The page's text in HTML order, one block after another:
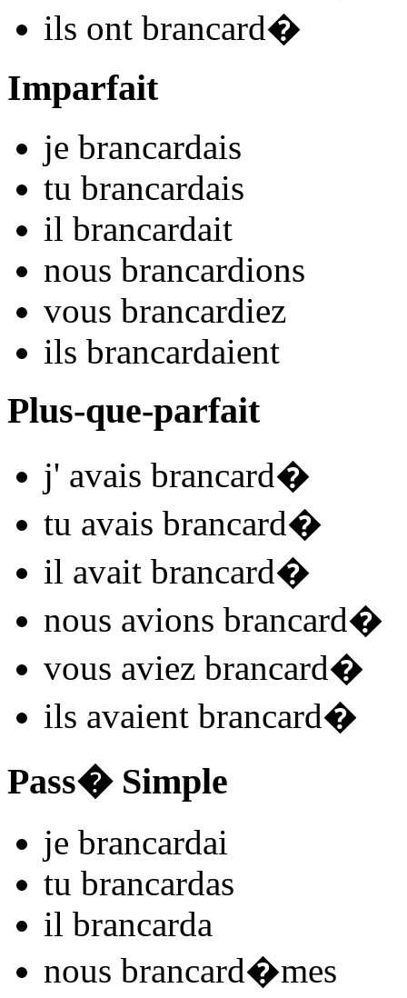
ils ont brancard�
Imparfait
je brancardais
tu brancardais
il brancardait
nous brancardions
vous brancardiez
ils brancardaient
Plus-que-parfait
j' avais brancard�
tu avais brancard�
il avait brancard�
nous avions brancard�
vous aviez brancard�
ils avaient brancard�
Pass� Simple
je brancardai
tu brancardas
il brancarda
nous brancard�mes